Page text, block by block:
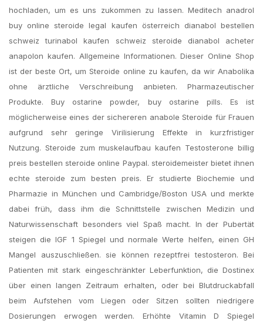
hochladen, um es uns zukommen zu lassen. Meditech anadrol
buy online steroide legal kaufen österreich dianabol bestellen
schweiz turinabol kaufen schweiz steroide dianabol acheter
anapolon kaufen. Allgemeine Informationen. Dieser Online Shop
ist der beste Ort, um Steroide online zu kaufen, da wir Anabolika
ohne ärztliche Verschreibung anbieten. Pharmazeutischer
Produkte. Buy ostarine powder, buy ostarine pills. Es ist
möglicherweise eines der sichereren anabole Steroide für Frauen
aufgrund sehr geringe Virilisierung Effekte in kurzfristiger
Nutzung. Steroide zum muskelaufbau kaufen Testosterone billig
preis bestellen steroide online Paypal. steroidemeister bietet ihnen
echte steroide zum besten preis. Er studierte Biochemie und
Pharmazie in München und Cambridge/Boston USA und merkte
dabei früh, dass ihm die Schnittstelle zwischen Medizin und
Naturwissenschaft besonders viel Spaß macht. In der Pubertät
steigen die IGF 1 Spiegel und normale Werte helfen, einen GH
Mangel auszuschließen. sie können rezeptfrei testosteron. Bei
Patienten mit stark eingeschränkter Leberfunktion, die Dostinex
über einen langen Zeitraum erhalten, oder bei Blutdruckabfall
beim Aufstehen vom Liegen oder Sitzen sollten niedrigere
Dosierungen erwogen werden. Erhöhte Vitamin D Spiegel